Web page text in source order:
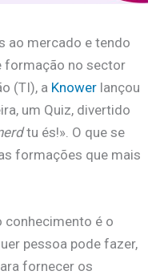
ao mercado e tendo
formação no sector
(TI), a Knower lançou
um Quiz, divertido
tu és!». O que se
formações que mais
conhecimento é o
pessoa pode fazer,
fornecer os